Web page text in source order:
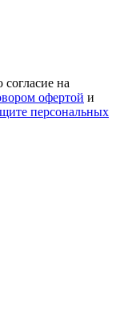
на
офертой и
персональных